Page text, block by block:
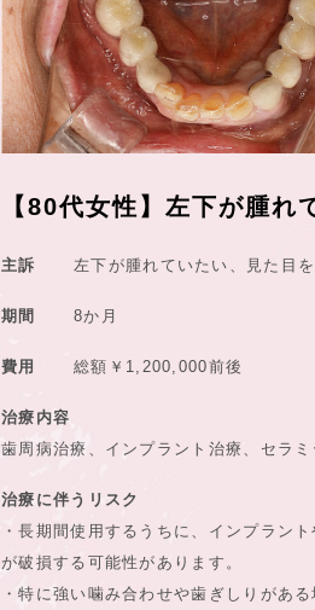
【80代女性】左下が腫
主訴 左下が腫れていたい、見た目
期間 8か月
費用 総額￥1,200,000前後
治療内容
歯周病治療、インプラント治療、セラミ
治療に伴うリスク
・長期間使用するうちに、インプラン
が破損する可能性があります。
・特に強い噛み合わせや歯ぎしりがあ